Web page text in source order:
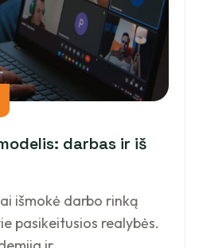
darbas ir iš
išmokė darbo rinką
pasikeitusios realybės.